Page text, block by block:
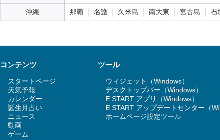
沖縄 那覇 名護 久米島 南大東 宮古島 石
コンテンツ
スタートページ
天気予報
カレンダー
誕生月占い
ニュース
動画
ゲーム
ツール
ウィジェット（Windows）
デスクトップバー（Windows）
E START アプリ（Windows）
E START アップデートセンター（
ホームページ設定ツール